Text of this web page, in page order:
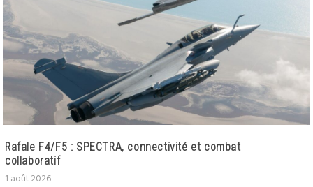
Rafale F4/F5 : SPECTRA, connectivité et combat
collaboratif
1 août 2026